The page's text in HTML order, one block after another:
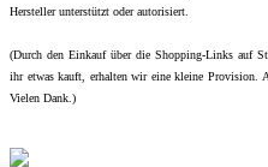
Hersteller unterstützt oder autorisiert.
(Durch den Einkauf über die Shopping-Links auf
ihr etwas kauft, erhalten wir eine kleine Provision.
Vielen Dank.)